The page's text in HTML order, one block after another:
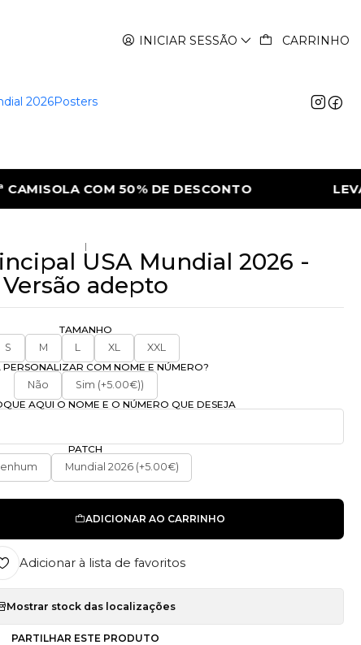
INICIAR SESSÃO CARRINHO
2026Posters
LEVA A 2ª CAMISOLA COM 50% DE
|
USA Mundial 2026 -
Versão adepto
TAMANHO
S
M L XL
XXL
PERSONALIZAR COM NOME E NÚMERO?
Não
Sim (+5.00€))
AQUI O NOME E O NÚMERO QUE DESEJA
PATCH
Mundial 2026 (+5.00€)
ADICIONAR AO CARRINHO
Adicionar à lista de favoritos
Mostrar stock das localizações
PARTILHAR ESTE PRODUTO